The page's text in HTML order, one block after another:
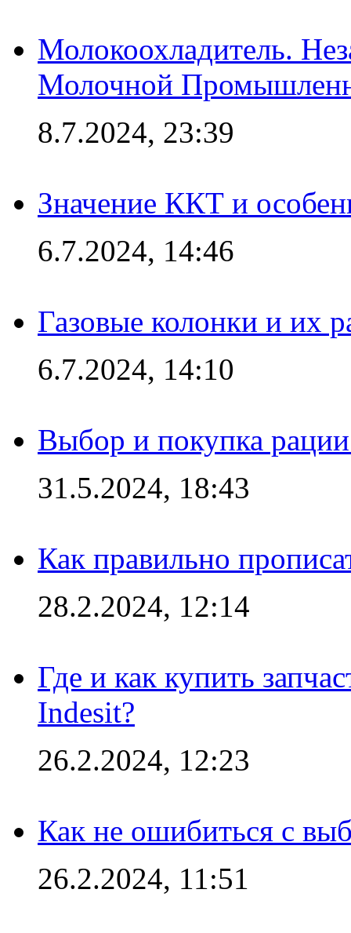
Молокоохладитель.
Молочной
8.7.2024, 23:39
Значение ККТ и
6.7.2024, 14:46
Газовые колонки и их
6.7.2024, 14:10
Выбор и покупка
31.5.2024, 18:43
Как правильно
28.2.2024, 12:14
Где и как купить
Indesit?
26.2.2024, 12:23
Как не ошибиться с
26.2.2024, 11:51